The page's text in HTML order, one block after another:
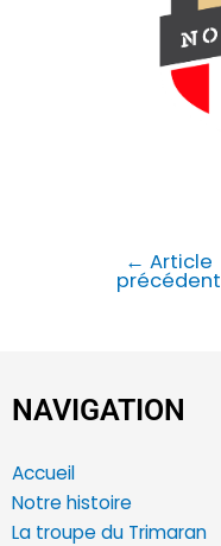
← Article
précédent
NAVIGATION
Accueil
Notre histoire
La troupe du Trimaran